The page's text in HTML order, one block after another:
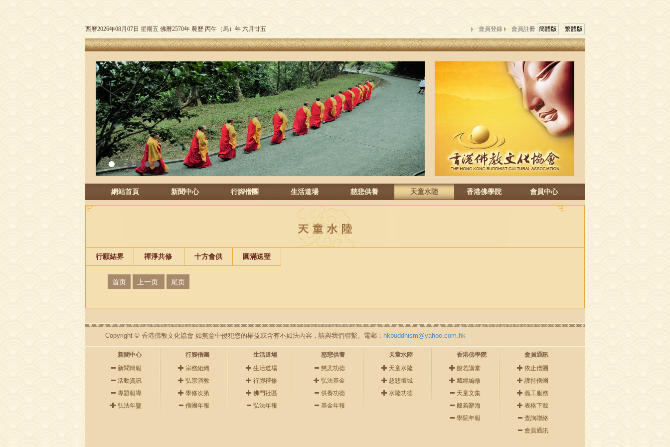
西曆2026年08月07日 星期五 佛曆2570年 農歷 丙午（馬）年 六月廿五 會員登錄 會員註冊 簡體版 繁體版
1 2 3 4 5 6
網站首頁 新聞中心 行腳僧團 生活道場 慈悲供養 天童水陸 香港佛學院 會員中心
行願結界 禪淨共修 十方會供 圓滿送聖
首页 上一页 尾页
Copyright © 香港佛教文化協會 如無意中侵犯您的權益或含有不如法內容，請與我們聯繫。電郵： hkbuddhism@yahoo.com.hk
新聞中心
新聞簡報
活動資訊
專題報導
弘法年鑒
行腳僧團
宗務組織
弘宗演教
學修次第
僧團年報
生活道場
生活道場
行腳禪修
佛門社區
弘法年報
慈悲供養
慈悲功德
弘法基金
供養功德
基金年報
天童水陸
天童水陸
慈悲壇城
水陸功德
香港佛學院
般若講堂
藏經編修
天童文集
般若辭海
學院年報
會員通訊
依止僧團
護持僧團
義工服務
表格下載
查詢聯絡
會員通訊